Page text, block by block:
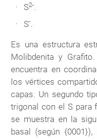
S2-.
S-.
Es una estructura
Molibdenita y
encuentra en
los vértices
capas. Un segundo
trigonal con el S para
se muestra en la
basal (según